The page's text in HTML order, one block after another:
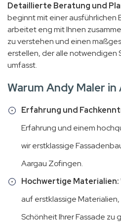
Detaillierte Beratung und
beginnt mit einer ausführlichen
arbeitet eng mit Ihnen
zu verstehen und einen
erstellen, der alle notwendigen
umfasst.
Warum Andy Maler
Erfahrung und
Erfahrung und einem
wir erstklassige
Aargau Zofingen.
Hochwertige Materialien:
auf erstklassige
Schönheit Ihrer Fassade zu